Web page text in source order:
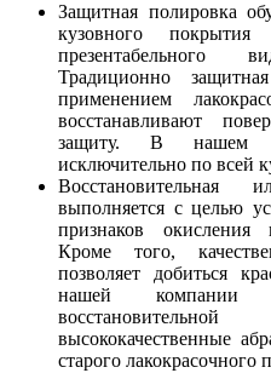
Защитная полировка
кузовного
презентабельного
Традиционно
применением
восстанавливают
защиту. В нашем
исключительно по всей
Восстановительная
выполняется с целью
признаков окисления
Кроме того,
позволяет добиться
нашей компании
высококачественные
старого лакокрасочного